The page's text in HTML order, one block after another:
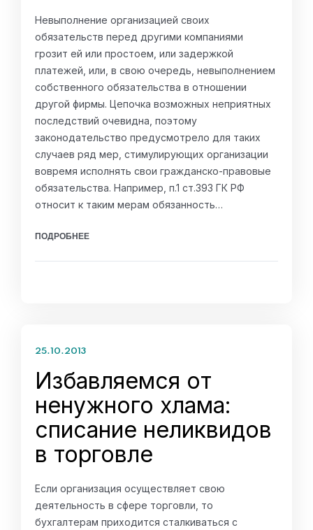
Невыполнение организацией своих
обязательств перед другими компаниями
грозит ей или простоем, или задержкой
платежей, или, в свою очередь, невыполнением
собственного обязательства в отношении
другой фирмы. Цепочка возможных неприятных
последствий очевидна, поэтому
законодательство предусмотрело для таких
случаев ряд мер, стимулирующих организации
вовремя исполнять свои гражданско-правовые
обязательства. Например, п.1 ст.393 ГК РФ
относит к таким мерам обязанность…
ПОДРОБНЕЕ
25.10.2013
Избавляемся от
ненужного хлама:
списание неликвидов
в торговле
Если организация осуществляет свою
деятельность в сфере торговли, то
бухгалтерам приходится сталкиваться с